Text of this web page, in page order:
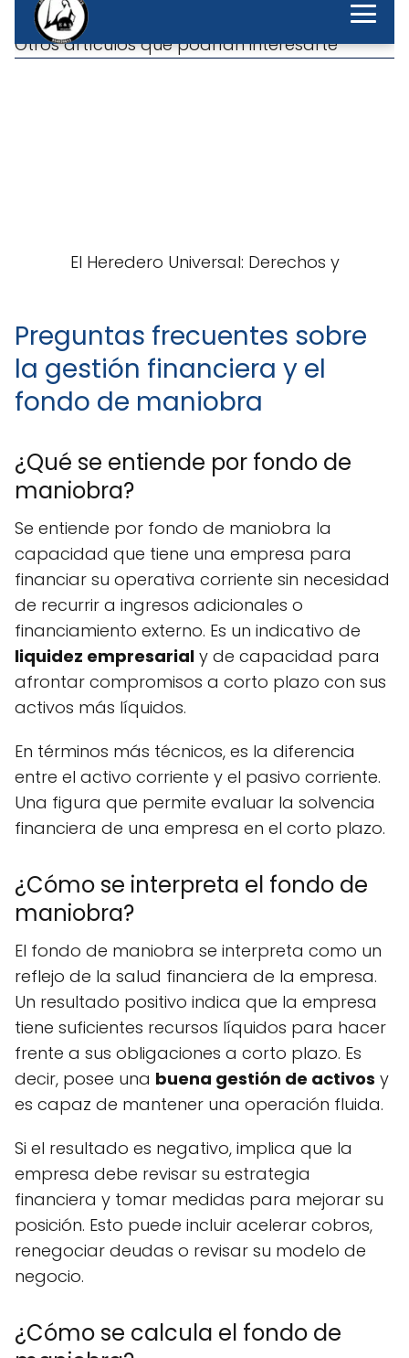
Preguntas frecuentes sobre
la gestión financiera y el
fondo de maniobra
¿Qué se entiende por fondo de
maniobra?
Se entiende por fondo de maniobra la
capacidad que tiene una empresa para
financiar su operativa corriente sin necesidad
de recurrir a ingresos adicionales o
financiamiento externo. Es un indicativo de
liquidez empresarial y de capacidad para
afrontar compromisos a corto plazo con sus
activos más líquidos.
En términos más técnicos, es la diferencia
entre el activo corriente y el pasivo corriente.
Una figura que permite evaluar la solvencia
financiera de una empresa en el corto plazo.
¿Cómo se interpreta el fondo de
maniobra?
El fondo de maniobra se interpreta como un
reflejo de la salud financiera de la empresa.
Un resultado positivo indica que la empresa
tiene suficientes recursos líquidos para hacer
frente a sus obligaciones a corto plazo. Es
decir, posee una buena gestión de activos y
es capaz de mantener una operación fluida.
Si el resultado es negativo, implica que la
empresa debe revisar su estrategia
financiera y tomar medidas para mejorar su
posición. Esto puede incluir acelerar cobros,
renegociar deudas o revisar su modelo de
negocio.
¿Cómo se calcula el fondo de